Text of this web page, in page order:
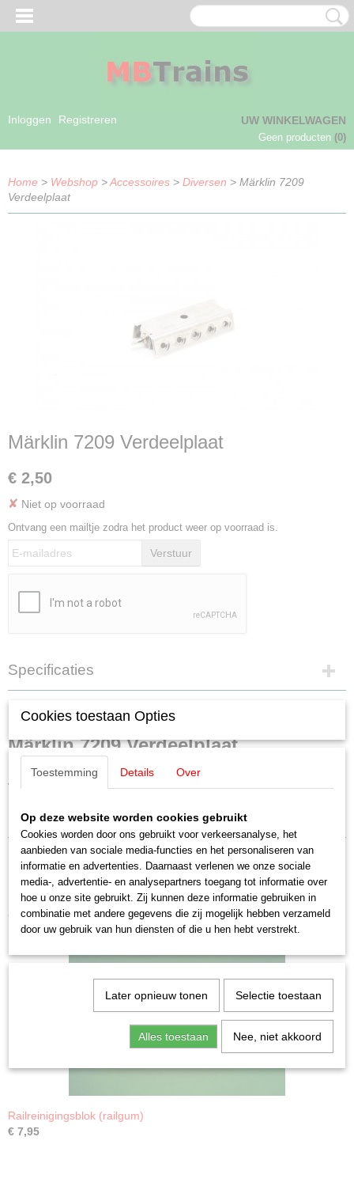
Inloggen Registreren UW WINKELWAGEN
Geen producten (0)
Home > Webshop >Accessoires > Diversen > Märklin 7209
Verdeelplaat
Märklin 7209 Verdeelplaat
€ 2,50
✘ Niet op voorraad
Ontvang een mailtje zodra het product weer op voorraad is.
Verstuur
Specificaties
7209
H0 (1:87)
Staat
Omschrijving
Märklin 7209 Verdeelplaat
Voor oude type stekkers (2,6 mm)
Doorverbinden mogelijk.
Ook interessant
Railreinigingsblok (railgum)
€ 7,95
Cookies toestaan Opties
Toestemming Details Over
Op deze website worden cookies gebruikt
Cookies worden door ons gebruikt voor verkeersanalyse, het
aanbieden van sociale media-functies en het personaliseren van
informatie en advertenties. Daarnaast verlenen we onze sociale
media-, advertentie- en analysepartners toegang tot informatie over
hoe u onze site gebruikt. Zij kunnen deze informatie gebruiken in
combinatie met andere gegevens die zij mogelijk hebben verzameld
door uw gebruik van hun diensten of die u hen hebt verstrekt.
Later opnieuw tonen Selectie toestaan
Alles toestaan Nee, niet akkoord